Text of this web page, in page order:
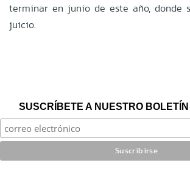
terminar en junio de este año, donde
juicio.
SUSCRÍBETE A NUESTRO